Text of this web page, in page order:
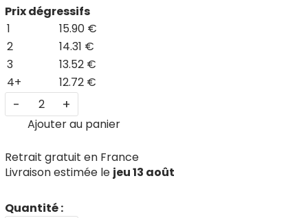
Prix dégressifs
1
15.90 €
2
14.31 €
3
13.52 €
4+
12.72 €
- +
Ajouter au panier
Retrait gratuit en France
Livraison estimée le jeu 13 août
Quantité :